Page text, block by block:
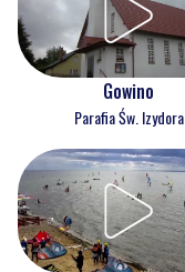
Gowino
Parafia Św. Izydora